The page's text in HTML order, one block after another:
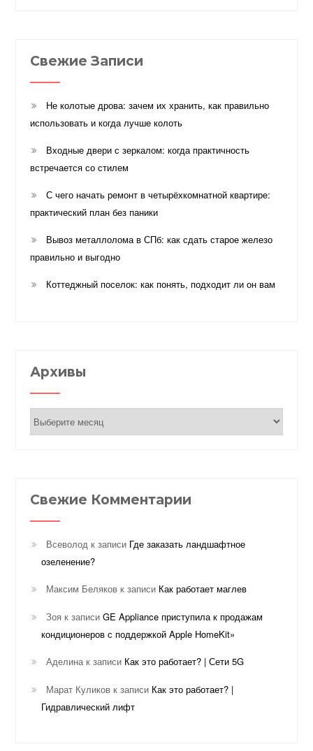
Свежие Записи
Не колотые дрова: зачем их хранить, как правильно
использовать и когда лучше колоть
Входные двери с зеркалом: когда практичность
встречается со стилем
С чего начать ремонт в четырёхкомнатной квартире:
практический план без паники
Вывоз металлолома в СПб: как сдать старое железо
правильно и выгодно
Коттеджный поселок: как понять, подходит ли он вам
Архивы
Архивы
Свежие Комментарии
Всеволод к записи Где заказать ландшафтное
озеленение?
Максим Беляков к записи Как работает маглев
Зоя к записиGE Appliance приступила к продажам
кондиционеров с поддержкой Apple HomeKit»
Аделинак записи Как это работает? | Сети 5G
Марат Куликов к записи Как это работает? |
Гидравлический лифт